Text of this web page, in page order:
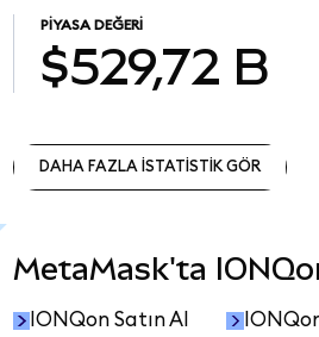
PIYASA DEĞERI
$529,72 B
DAHA FAZLA İSTATİSTİK GÖR
MetaMask'ta
IONQon Satın Al